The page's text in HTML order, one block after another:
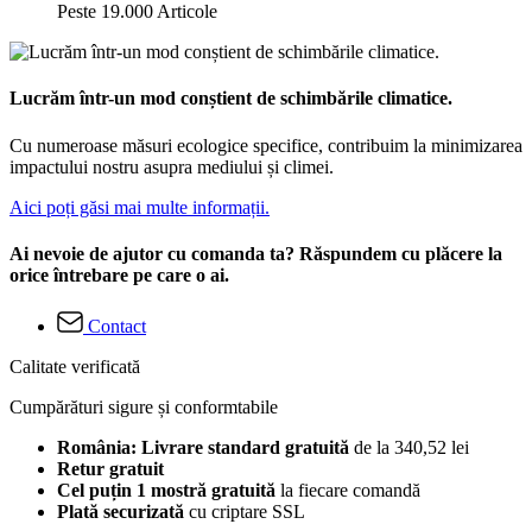
Peste 19.000 Articole
Lucrăm într-un mod conștient de schimbările climatice.
Cu numeroase măsuri ecologice specifice, contribuim la minimizarea
impactului nostru asupra mediului și climei.
Aici poți găsi mai multe informații.
Ai nevoie de ajutor cu comanda ta? Răspundem cu plăcere la
orice întrebare pe care o ai.
Contact
Calitate verificată
Cumpărături sigure și conformtabile
România: Livrare standard gratuită de la 340,52 lei
Retur gratuit
Cel puțin 1 mostră gratuită la fiecare comandă
Plată securizată cu criptare SSL